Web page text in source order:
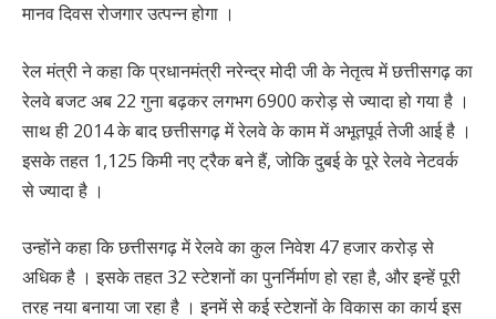
मानव दिवस रोजगार उत्पन्न होगा ।
रेल मंत्री ने कहा कि प्रधानमंत्री नरेन्द्र मोदी जी के नेतृत्व में छत्तीसगढ़ का
रेलवे बजट अब 22 गुना बढ़कर लगभग 6900 करोड़ से ज्यादा हो गया है ।
साथ ही 2014 के बाद छत्तीसगढ़ में रेलवे के काम में अभूतपूर्व तेजी आई है ।
इसके तहत 1,125 किमी नए ट्रैक बने हैं, जोकि दुबई के पूरे रेलवे नेटवर्क
से ज्यादा है ।
उन्होंने कहा कि छत्तीसगढ़ में रेलवे का कुल निवेश 47 हजार करोड़ से
अधिक है । इसके तहत 32 स्टेशनों का पुनर्निर्माण हो रहा है, और इन्हें पूरी
तरह नया बनाया जा रहा है । इनमें से कई स्टेशनों के विकास का कार्य इस